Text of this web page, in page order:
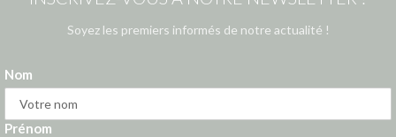
Soyez les premiers informés de notre actualité !
Nom
Prénom